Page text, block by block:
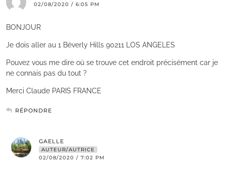
02/08/2020 / 6:05 PM
BONJOUR
Je dois aller au 1 Béverly Hills 90211 LOS ANGELES
Pouvez vous me dire où se trouve cet endroit précisément car je
ne connais pas du tout ?
Merci Claude PARIS FRANCE
RÉPONDRE
GAELLE
AUTEUR/AUTRICE
02/08/2020 / 7:02 PM